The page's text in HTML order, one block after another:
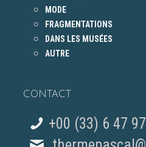
MODE
FRAGMENTATIONS
DANS LES MUSÉES
AUTRE
CONTACT
+00 (33) 6 47